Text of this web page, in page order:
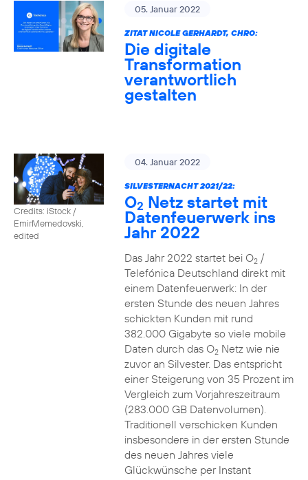
05. Januar 2022
ZITAT NICOLE GERHARDT, CHRO:
Die digitale
Transformation
verantwortlich
gestalten
Credits: iStock /
EmirMemedovski,
edited
04. Januar 2022
SILVESTERNACHT 2021/22:
O2 Netz startet mit
Datenfeuerwerk ins
Jahr 2022
Das Jahr 2022 startet bei O2/
Telefónica Deutschland direkt mit
einem Datenfeuerwerk: In der
ersten Stunde des neuen Jahres
schickten Kunden mit rund
382.000 Gigabyte so viele mobile
Daten durch das O2Netz wie nie
zuvor an Silvester. Das entspricht
einer Steigerung von 35 Prozent im
Vergleich zum Vorjahreszeitraum
(283.000 GB Datenvolumen).
Traditionell verschicken Kunden
insbesondere in der ersten Stunde
des neuen Jahres viele
Glückwünsche per Instant